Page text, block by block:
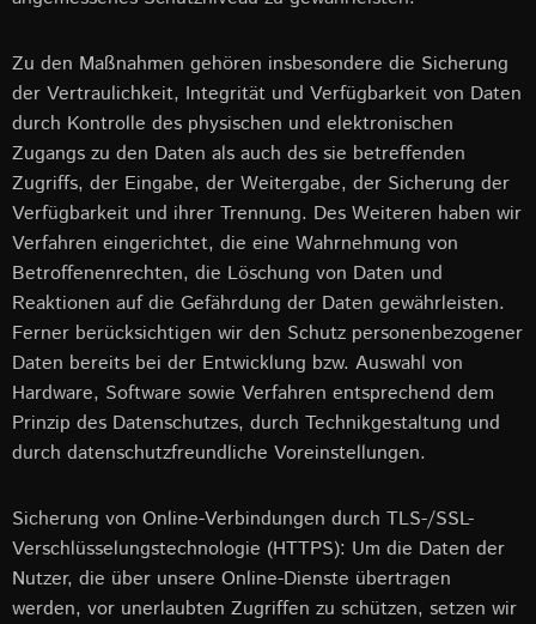
Zu den Maßnahmen gehören insbesondere die Sicherung
der Vertraulichkeit, Integrität und Verfügbarkeit von Daten
durch Kontrolle des physischen und elektronischen
Zugangs zu den Daten als auch des sie betreffenden
Zugriffs, der Eingabe, der Weitergabe, der Sicherung der
Verfügbarkeit und ihrer Trennung. Des Weiteren haben wir
Verfahren eingerichtet, die eine Wahrnehmung von
Betroffenenrechten, die Löschung von Daten und
Reaktionen auf die Gefährdung der Daten gewährleisten.
Ferner berücksichtigen wir den Schutz personenbezogener
Daten bereits bei der Entwicklung bzw. Auswahl von
Hardware, Software sowie Verfahren entsprechend dem
Prinzip des Datenschutzes, durch Technikgestaltung und
durch datenschutzfreundliche Voreinstellungen.
Sicherung von Online-Verbindungen durch TLS-/SSL-
Verschlüsselungstechnologie (HTTPS): Um die Daten der
Nutzer, die über unsere Online-Dienste übertragen
werden, vor unerlaubten Zugriffen zu schützen, setzen wir